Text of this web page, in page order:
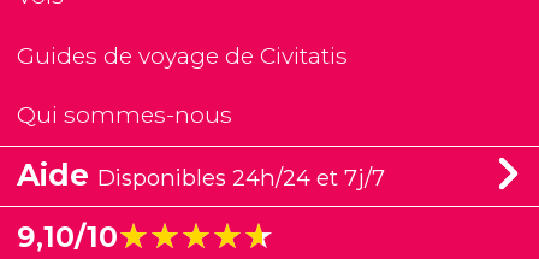
Guides de voyage de Civitatis
Qui sommes-nous
Aide Disponibles 24h/24 et 7j/7
9,10/10★★★★★
★★★★★